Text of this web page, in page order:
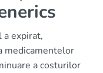
expirat,
medicamentelor
a costurilor